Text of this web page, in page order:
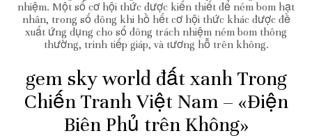
nhiệm. Một số cơ hội thức được kiến thiết để ném bom hạt
nhân, trong số đông khi hồ hết cơ hội thức khác được đề
xuất ứng dụng cho số đông trách nhiệm ném bom thông
thường, trinh tiếp giáp, và tương hỗ trên không.
gem sky world đất xanh Trong
Chiến Tranh Việt Nam – «Điện
Biên Phủ trên Không»